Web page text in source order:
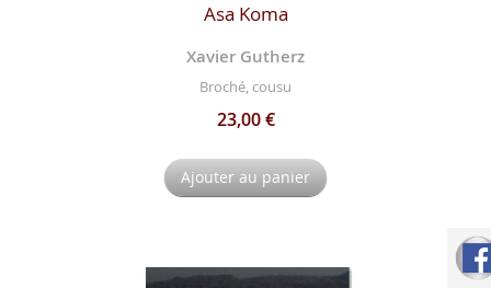
Asa Koma
Xavier Gutherz
Broché, cousu
23,00 €
Ajouter au panier